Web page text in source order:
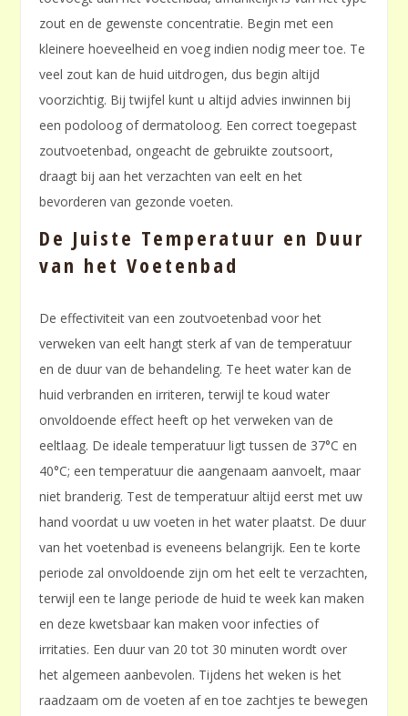
zout en de gewenste concentratie. Begin met een
kleinere hoeveelheid en voeg indien nodig meer toe. Te
veel zout kan de huid uitdrogen, dus begin altijd
voorzichtig. Bij twijfel kunt u altijd advies inwinnen bij
een podoloog of dermatoloog. Een correct toegepast
zoutvoetenbad, ongeacht de gebruikte zoutsoort,
draagt bij aan het verzachten van eelt en het
bevorderen van gezonde voeten.
De Juiste Temperatuur en Duur
van het Voetenbad
De effectiviteit van een zoutvoetenbad voor het
verweken van eelt hangt sterk af van de temperatuur
en de duur van de behandeling. Te heet water kan de
huid verbranden en irriteren, terwijl te koud water
onvoldoende effect heeft op het verweken van de
eeltlaag. De ideale temperatuur ligt tussen de 37°C en
40°C; een temperatuur die aangenaam aanvoelt, maar
niet branderig. Test de temperatuur altijd eerst met uw
hand voordat u uw voeten in het water plaatst. De duur
van het voetenbad is eveneens belangrijk. Een te korte
periode zal onvoldoende zijn om het eelt te verzachten,
terwijl een te lange periode de huid te week kan maken
en deze kwetsbaar kan maken voor infecties of
irritaties. Een duur van 20 tot 30 minuten wordt over
het algemeen aanbevolen. Tijdens het weken is het
raadzaam om de voeten af en toe zachtjes te bewegen